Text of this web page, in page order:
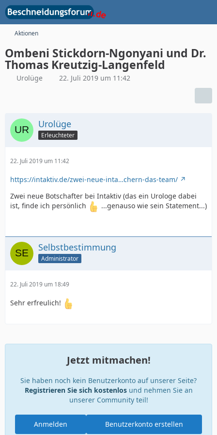
Aktionen
Ombeni Stickdorn-Ngonyani und Dr.
Thomas Kreutzig-Langenfeld
Urolüge 22. Juli 2019 um 11:42
Urolüge
Erleuchteter
22. Juli 2019 um 11:42
https://intaktiv.de/zwei-neue-inta…chern-das-team/
Zwei neue Botschafter bei Intaktiv (das ein Urologe dabei
ist, finde ich persönlich
...genauso wie sein Statement...)
Selbstbestimmung
Administrator
22. Juli 2019 um 18:49
Sehr erfreulich!
Jetzt mitmachen!
Sie haben noch kein Benutzerkonto auf unserer Seite?
Registrieren Sie sich kostenlosund nehmen Sie an
unserer Community teil!
Benutzerkonto erstellen
Anmelden